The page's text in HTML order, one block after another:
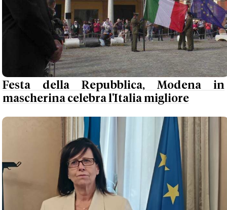
Festa della Repubblica, Modena in
mascherina celebra l'Italia migliore